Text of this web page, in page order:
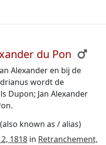
du Pon
Alexander en bij de
wordt de
Dupon; Jan Alexander
known as / alias)
1818 in Retranchement,